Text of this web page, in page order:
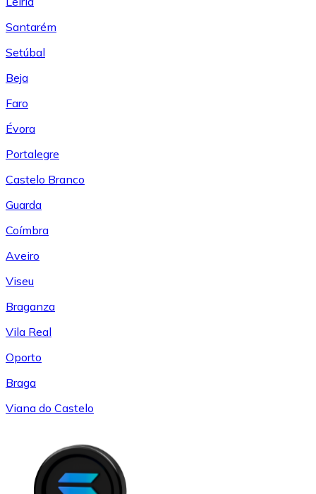
Santarém
Setúbal
Beja
Faro
Évora
Portalegre
Castelo Branco
Guarda
Coímbra
Aveiro
Viseu
Braganza
Vila Real
Oporto
Braga
Viana do Castelo